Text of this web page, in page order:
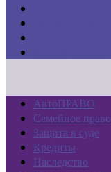
АвтоПРАВО
Семейное право
Защита в суде
Кредиты
Наследство